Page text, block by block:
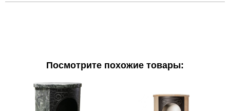
Посмотрите похожие товары: